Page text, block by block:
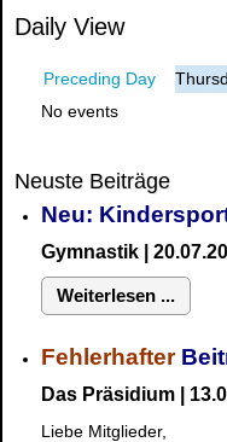
Daily View
Preceding Day
No events
Neuste Beiträge
Neu:
Gymnastik |
Weiterlesen ...
Fehlerhafter
Das Präsidium |
Liebe Mitglieder,